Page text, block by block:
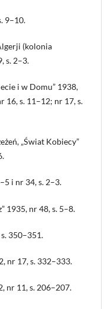
9–10.
(kolonia
s. 2–3.
i w Domu” 1938,
16, s. 11–12; nr 17, s.
„Świat Kobiecy”
i nr 34, s. 2–3.
1935, nr 48, s. 5–8.
350–351.
nr 17, s. 332–333.
nr 11, s. 206–207.